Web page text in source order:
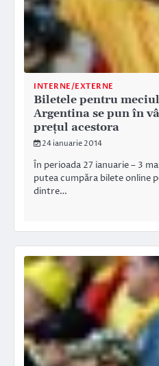
INTERNE/EXTERNE
Biletele pentru
Argentina se pun în
preţul acestora
24 ianuarie 2014
În perioada 27 ianuarie – 3
putea cumpăra bilete online
dintre…